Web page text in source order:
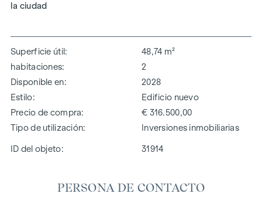
la ciudad
Superficie útil
48,74 m²
habitaciones
2
Disponible en
2028
Estilo
Edificio nuevo
Precio de compra
€ 316.500,00
Tipo de utilización
Inversiones inmobiliarias
ID del objeto: 31914
PERSONA DE CONTACTO